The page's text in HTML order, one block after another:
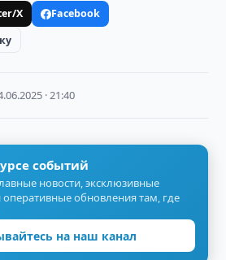
X
Facebook
· 21:40
событий
новости, эксклюзивные
обновления там, где
на наш канал